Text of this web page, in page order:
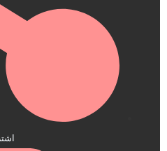
اشتراک گذاری